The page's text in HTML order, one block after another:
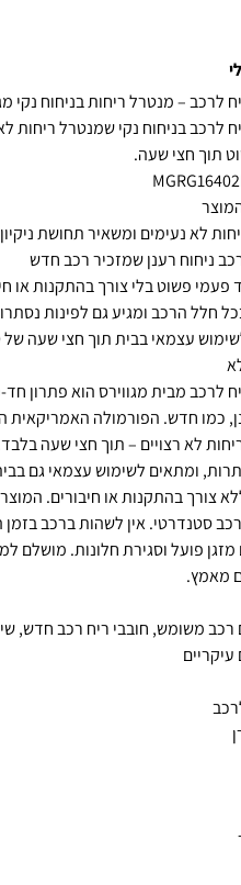
לרכב בניחוח נקי שמנטרל ריחות
לרכב מבית מגווירס הוא פתרון
כמו חדש. הפורמולה האמריקאית
לא רצויים – תוך חצי שעה
ומתאים לשימוש עצמאי גם
סטנדרטי. אין לשהות ברכב
מזגן פועל וסגירת חלונות. מושלם